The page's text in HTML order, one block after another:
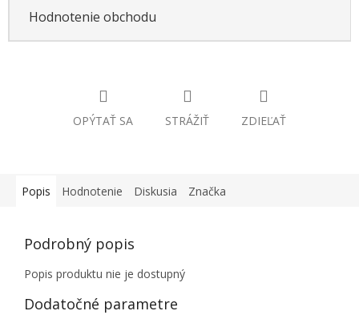
Hodnotenie obchodu
OPÝTAŤ SA STRÁŽIŤ ZDIEĽAŤ
Popis Hodnotenie Diskusia Značka
Podrobný popis
Popis produktu nie je dostupný
Dodatočné parametre